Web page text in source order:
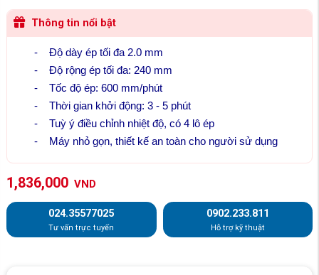
Thông tin nổi bật
-
Độ dày ép tối đa 2.0 mm
-
Độ rộng ép tối đa: 240 mm
-
Tốc độ ép: 600 mm/phút
-
Thời gian khởi động: 3 - 5 phút
-
Tuỳ ý điều chỉnh nhiệt độ, có 4 lô ép
-
Máy nhỏ gọn, thiết kế an toàn cho người sử dụng
1,836,000 VND
024.35577025
Tư vấn trực tuyến
0902.233.811
Hỗ trợ kỹ thuật